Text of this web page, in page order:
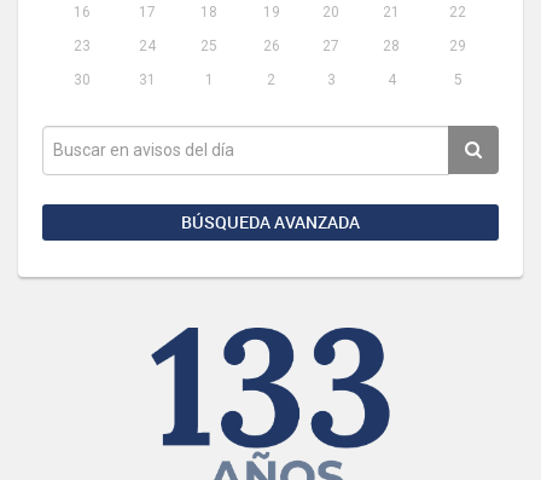
16
17 18 19 20 21
22
23
24 25 26 27 28
29
30
31 1 2 3 4 5
BÚSQUEDA AVANZADA